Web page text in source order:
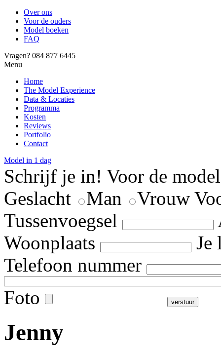
Over ons
Voor de ouders
Model boeken
FAQ
Vragen? 084 877 6445
Menu
Home
The Model Experience
Data & Locaties
Programma
Kosten
Reviews
Portfolio
Contact
Model in 1 dag
Schrijf je in! Voor de
Geslacht
Man Vrouw
Tussenvoegsel
Woonplaats
Je
Telefoon nummer
Foto
Jenny